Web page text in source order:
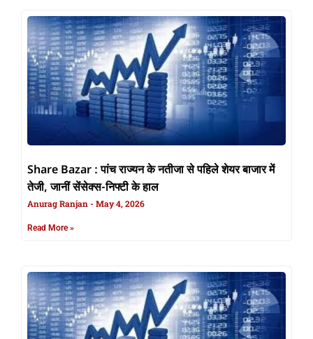
Share Bazar : पांच राज्यन के नतीजा से पहिले शेयर बाजार में
तेजी, जानीं सेंसेक्स-निफ्टी के हाल
Anurag Ranjan May 4, 2026
Read More »